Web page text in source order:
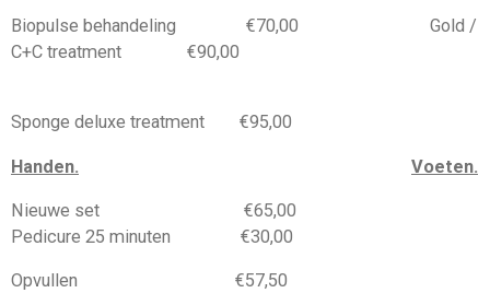
Biopulse behandeling €70,00 Gold /
C+C treatment €90,00
Sponge deluxe treatment €95,00
Handen. Voeten.
Nieuwe set €65,00
Pedicure 25 minuten €30,00
Opvullen €57,50